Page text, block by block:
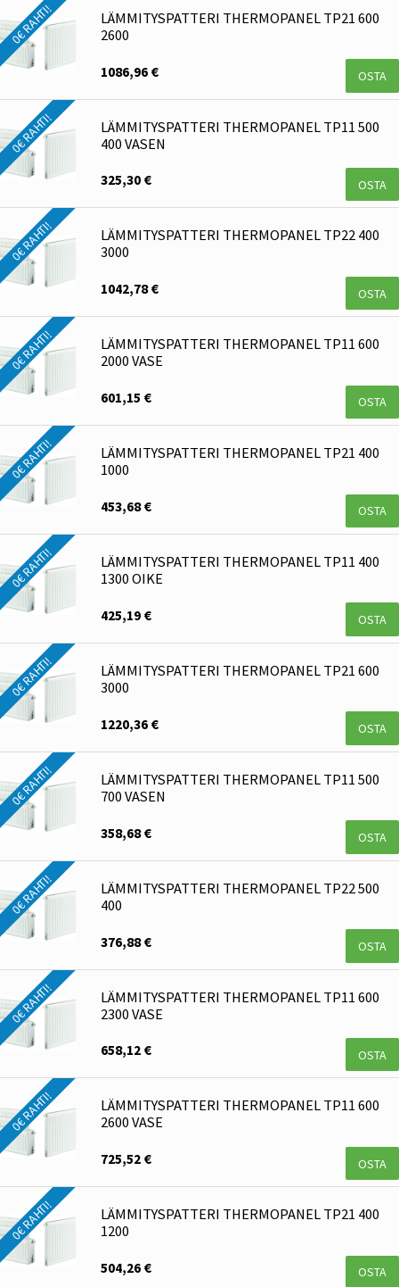
0€ RAHTI!
LÄMMITYSPATTERI THERMOPANEL TP21 600
2600
1086,96 € OSTA
0€ RAHTI!
LÄMMITYSPATTERI THERMOPANEL TP11 500
400 VASEN
325,30 € OSTA
0€ RAHTI!
LÄMMITYSPATTERI THERMOPANEL TP22 400
3000
1042,78 € OSTA
0€ RAHTI!
LÄMMITYSPATTERI THERMOPANEL TP11 600
2000 VASE
601,15 € OSTA
0€ RAHTI!
LÄMMITYSPATTERI THERMOPANEL TP21 400
1000
453,68 € OSTA
0€ RAHTI!
LÄMMITYSPATTERI THERMOPANEL TP11 400
1300 OIKE
425,19 € OSTA
0€ RAHTI!
LÄMMITYSPATTERI THERMOPANEL TP21 600
3000
1220,36 € OSTA
0€ RAHTI!
LÄMMITYSPATTERI THERMOPANEL TP11 500
700 VASEN
358,68 € OSTA
0€ RAHTI!
LÄMMITYSPATTERI THERMOPANEL TP22 500
400
376,88 € OSTA
0€ RAHTI!
LÄMMITYSPATTERI THERMOPANEL TP11 600
2300 VASE
658,12 € OSTA
0€ RAHTI!
LÄMMITYSPATTERI THERMOPANEL TP11 600
2600 VASE
725,52 € OSTA
0€ RAHTI!
LÄMMITYSPATTERI THERMOPANEL TP21 400
1200
504,26 € OSTA